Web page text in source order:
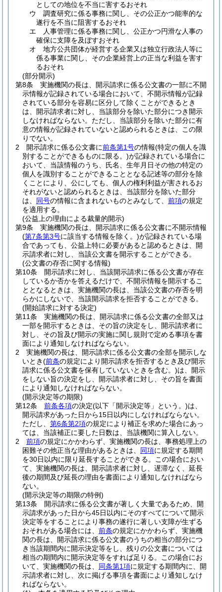
としての地位を不当に害するおそれ
ウ
調査研究に係る事務に関し、その公正かつ能率的な
遂行を不当に阻害するおそれ
エ
人事管理に係る事務に関し、公正かつ円滑な人事の
確保に支障を及ぼすおそれ
オ
地方公共団体が経営する企業又は独立行政法人等に
係る事業に関し、その企業経営上の正当な利益を害す
るおそれ
(部分開示)
第8条
実施機関の長は、開示請求に係る公文書の一部に不開
示情報が記録されている場合において、不開示情報が記録
されている部分を容易に区分して除くことができるとき
は、開示請求者に対し、当該部分を除いた部分につき開示
しなければならない。 ただし、当該部分を除いた部分に有
意の情報が記録されていないと認められるときは、この限
りでない。
2
開示請求に係る公文書に前条第1号の情報(特定の個人を識
別することができるものに限る。)が記録されている場合に
おいて、当該情報のうち、氏名、生年月日その他の特定の
個人を識別することができることとなる記述等の部分を除
くことにより、公にしても、個人の権利利益が害されるお
それがないと認められるときは、当該部分を除いた部分
は、 同号の情報に含まれないものとみなして、 前項の規定
を適用する。
(公益上の理由による裁量的開示)
第9条
実施機関の長は、開示請求に係る公文書に不開示情報
(第7条第3号に該当する情報を除く。)が記録されている場
合であっても、公益上特に必要があると認めるときは、開
示請求者に対し、当該公文書を開示することができる。
(公文書の存否に関する情報)
第10条
開示請求に対し、当該開示請求に係る公文書が存在
しているか否かを答えるだけで、不開示情報を開示するこ
ととなるときは、実施機関の長は、当該公文書の存否を明
らかにしないで、当該開示請求を拒否することができる。
(開始請求に対する決定)
第11条
実施機関の長は、開示請求に係る公文書の全部又は
一部を開示するときは、その旨の決定をし、開示請求者に
対し、その旨及び開示の実施に関し規則で定める事項を書
面により通知しなければならない。
2
実施機関の長は、開示請求に係る公文書の全部を開示しな
いとき(前条の規定により開示請求を拒否するとき及び開示
請求に係る公文書を保有していないときを含む。)は、開示
をしない旨の決定をし、開示請求者に対し、その旨を書面
により通知しなければならない。
(開示決定等の期限)
第12条
前条各項の決定(以下「開示決定等」という。)は、
開示請求があった日から15日以内にしなければならない。
ただし、 第6条第2項の規定により補正を求めた場合にあっ
ては、当該補正に要した日数は、当該機関に算入しない。
2
前項の規定にかかわらず、実施機関の長は、事務処理上の
困難その他正当な理由があるときは、 同項に規定する期間
を30日以内に限り延長することができる。
この場合におい
て、実施機関の長は、開示請求者に対し、遅滞なく、延長
後の期間及び延長の理由を書面により通知しなければなら
ない。
(開示決定等の期限の特例)
第13条
開示請求に係る公文書が著しく大量であるため、開
示請求があった日から45日以内にそのすべてについて開示
決定等をすることにより事務の遂行に著しい支障が生ずる
おそれがある場合には、 前条の規定にかかわらず、実施機
関の長は、開示請求に係る公文書のうちの相当の部分につ
き当該期間内に開示決定等をし、残りの公文書については
相当の期間内に開示決定等をすれば足りる。
この場合にお
いて、実施機関の長は、 同条第1項に規定する期間内に、開
示請求者に対し、次に掲げる事項を書面により通知しなけ
ればならない。